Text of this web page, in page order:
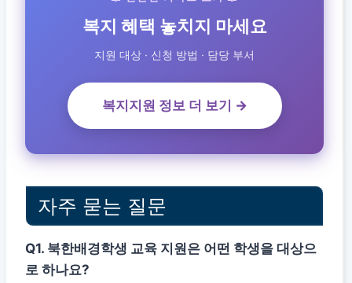
복지 혜택 놓치지 마세요
지원 대상 · 신청 방법 · 담당 부서
복지지원 정보 더 보기 →
자주 묻는 질문
Q1. 북한배경학생 교육 지원은 어떤 학생을 대상으
로 하나요?